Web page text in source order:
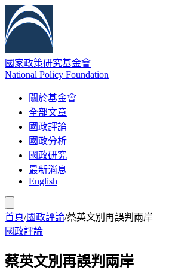
國家政策研究基金會
National Policy Foundation
關於基金會
全部文章
國政評論
國政分析
國政研究
最新消息
English
首頁/國政評論/蔡英文別再誤判兩岸
國政評論
蔡英文別再誤判兩岸